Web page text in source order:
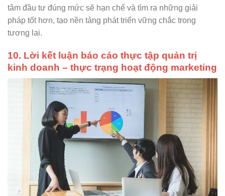
tâm đầu tư đúng mức sẽ hạn chế và tìm ra những giải
pháp tốt hơn, tạo nền tảng phát triển vững chắc trong
tương lai.
10. Lời kết luận báo cáo thực tập quản trị
kinh doanh – thực trạng hoạt động marketing